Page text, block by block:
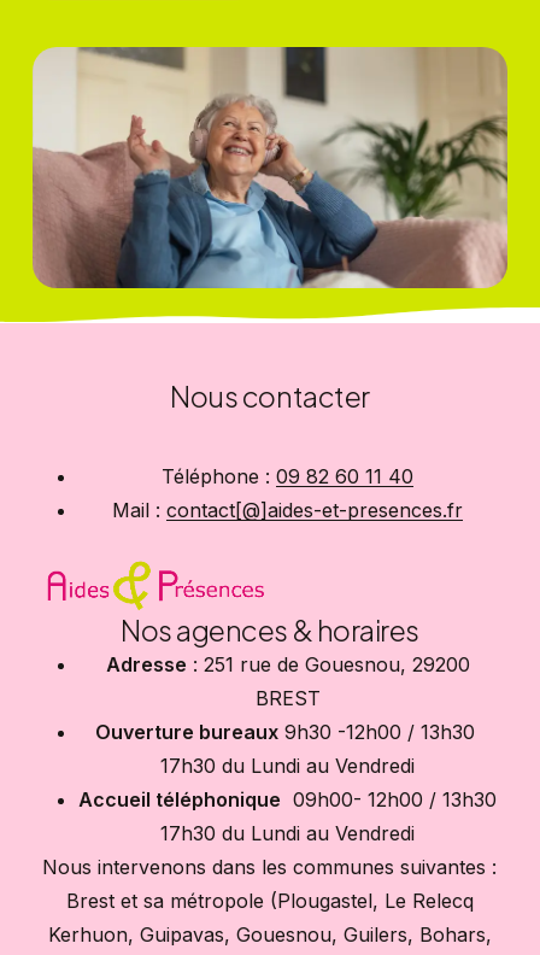
Nous contacter
Téléphone :09 82 60 11 40
Mail :contact[@]aides-et-presences.fr
Nos agences & horaires
Adresse : 251 rue de Gouesnou, 29200
BREST
Ouverture bureaux9h30 -12h00 / 13h30
17h30 du Lundi au Vendredi
Accueil téléphonique 09h00- 12h00 / 13h30
17h30 du Lundi au Vendredi
Nous intervenons dans les communes suivantes :
Brest et sa métropole (Plougastel, Le Relecq
Kerhuon, Guipavas, Gouesnou, Guilers, Bohars,